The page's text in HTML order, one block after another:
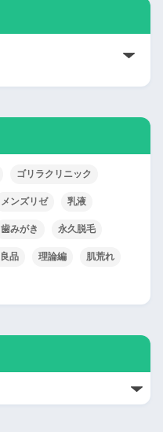
ゴリラクリニック
メンズリゼ 乳液
歯みがき 永久脱毛
品 理論編 肌荒れ